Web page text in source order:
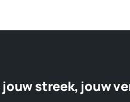
jouw streek, jouw